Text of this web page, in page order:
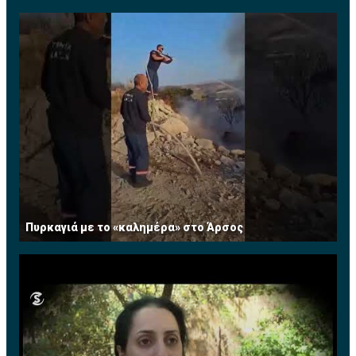
Πυρκαγιά με το «καλημέρα» στο Άρσος